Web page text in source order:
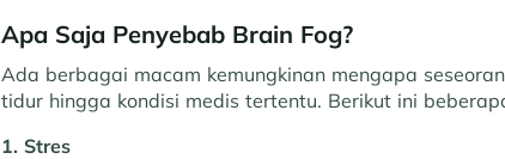
Apa Saja Penyebab Brain Fog?
Ada berbagai macam kemungkinan mengapa
tidur hingga kondisi medis tertentu. Berikut ini
1. Stres